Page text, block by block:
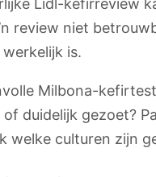
Lidl-kefirreview
review niet
is.
Milbona-
of duidelijk gezoet?
welke culturen zijn